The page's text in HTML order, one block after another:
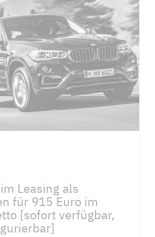
Leasing als
für 915 Euro im
[sofort verfügbar,